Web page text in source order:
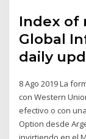
Index of
Global
daily
8 Ago 2019 La
con Western
efectivo o con
Option desde